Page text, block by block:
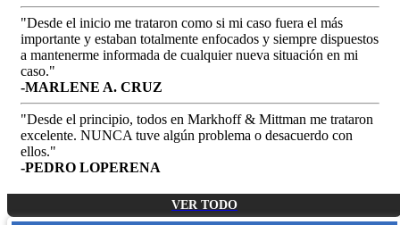
"Desde el inicio me trataron como si mi caso fuera el más
importante y estaban totalmente enfocados y siempre dispuestos
a mantenerme informada de cualquier nueva situación en mi
caso."
-MARLENE A. CRUZ
"Desde el principio, todos en Markhoff & Mittman me trataron
excelente. NUNCA tuve algún problema o desacuerdo con
ellos."
-PEDRO LOPERENA
VER TODO